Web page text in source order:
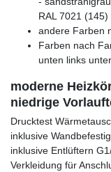
RAL 7021 (145)
andere Farben
Farben nach
unten links
moderne
niedrige
Drucktest
inklusive
inklusive Entlüftern
Verkleidung für